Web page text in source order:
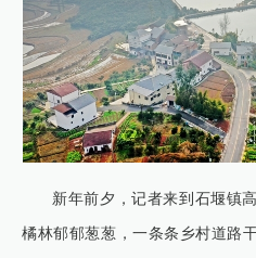
新年前夕，记者来到石堰镇
橘林郁郁葱葱，一条条乡村道路